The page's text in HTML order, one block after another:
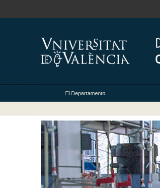
El Departamento